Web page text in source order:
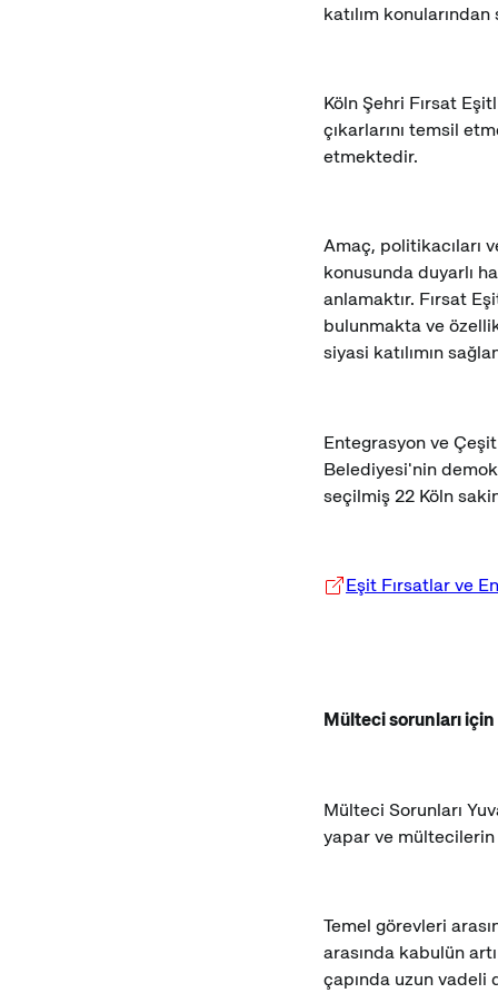
katılım
Köln Şehri Fırsat
çıkarlarını temsil
etmektedir.
Amaç, politikacıları
konusunda duyarlı
anlamaktır. Fırsat
bulunmakta ve
siyasi katılımın
Entegrasyon ve
Belediyesi'nin
seçilmiş 22 Köln
Eşit Fırsatlar ve
Mülteci sorunları
Mülteci Sorunları
yapar ve mültecilerin
Temel görevleri
arasında kabulün
çapında uzun vadeli